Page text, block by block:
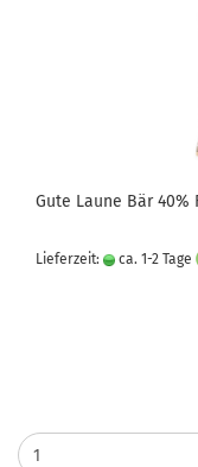
Gute Laune Bär 40%
Lieferzeit: ca. 1-2 Tage